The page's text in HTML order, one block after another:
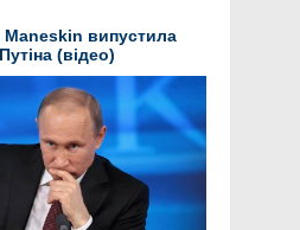
Maneskin випустила
(відео)